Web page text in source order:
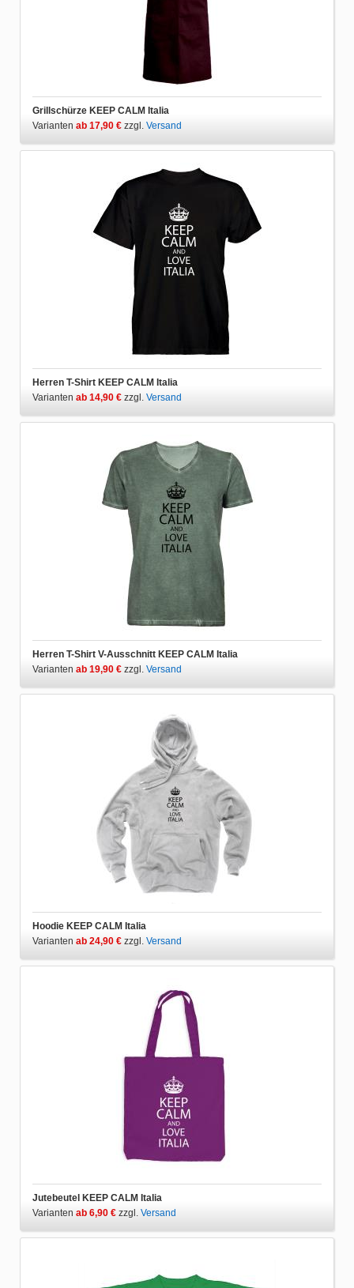
Grillschürze KEEP CALM Italia
Varianten ab 17,90 € zzgl. Versand
Herren T-Shirt KEEP CALM Italia
Varianten ab 14,90 € zzgl. Versand
Herren T-Shirt V-Ausschnitt KEEP CALM Italia
Varianten ab 19,90 € zzgl. Versand
Hoodie KEEP CALM Italia
Varianten ab 24,90 € zzgl. Versand
Jutebeutel KEEP CALM Italia
Varianten ab 6,90 € zzgl. Versand